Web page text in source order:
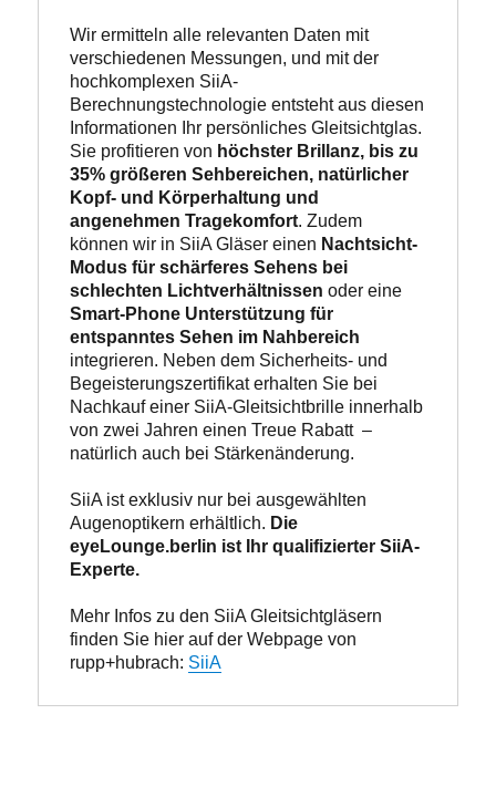
Wir ermitteln alle relevanten Daten mit
verschiedenen Messungen, und mit der
hochkomplexen SiiA-
Berechnungstechnologie entsteht aus diesen
Informationen Ihr persönliches Gleitsichtglas.
Sie profitieren von höchster Brillanz, bis zu
35% größeren Sehbereichen, natürlicher
Kopf- und Körperhaltung und
angenehmen Tragekomfort. Zudem
können wir in SiiA Gläser einen Nachtsicht-
Modus für schärferes Sehens bei
schlechten Lichtverhältnissen
Smart-Phone Unterstützung für
entspanntes Sehen im Nahbereich
integrieren. Neben dem Sicherheits- und
Begeisterungszertifikat erhalten Sie bei
Nachkauf einer SiiA-Gleitsichtbrille innerhalb
von zwei Jahren einen Treue Rabatt  –
natürlich auch bei Stärkenänderung.
SiiA ist exklusiv nur bei ausgewählten
Augenoptikern erhältlich. Die
eyeLounge.berlin ist Ihr qualifizierter SiiA-
Experte.
Mehr Infos zu den SiiA Gleitsichtgläsern
finden Sie hier auf der Webpage von
rupp+hubrach: SiiA